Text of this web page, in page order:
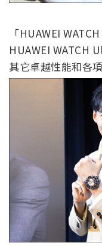
「HUAWEI
HUAWEI WATCH
其它卓越性能和各